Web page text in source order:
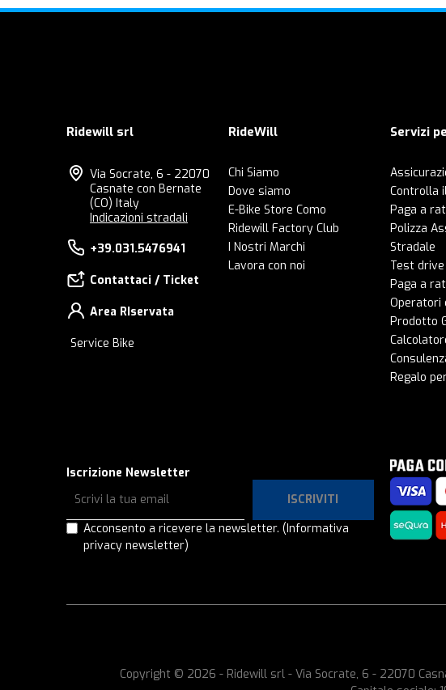
Ridewill srl
Via Socrate, 6 - 22070
Casnate con Bernate
(CO) Italy
Indicazioni stradali
+39.031.5476941
Contattaci / Ticket
Area RIservata
Service Bike
RideWill
Chi Siamo
Dove siamo
E-Bike Store Como
Ridewill Factory Club
I Nostri Marchi
Lavora con noi
Servizi
Controlla
Paga a
Polizza
Stradale
Test drive
Paga a
Operatori
Prodotto
Regalo
Iscrizione Newsletter
ISCRIVITI
Acconsento a ricevere la newsletter. (Informativa
privacy newsletter)
Copyright © 2026 - Ridewill srl - Via Socrate, 6 - 22070